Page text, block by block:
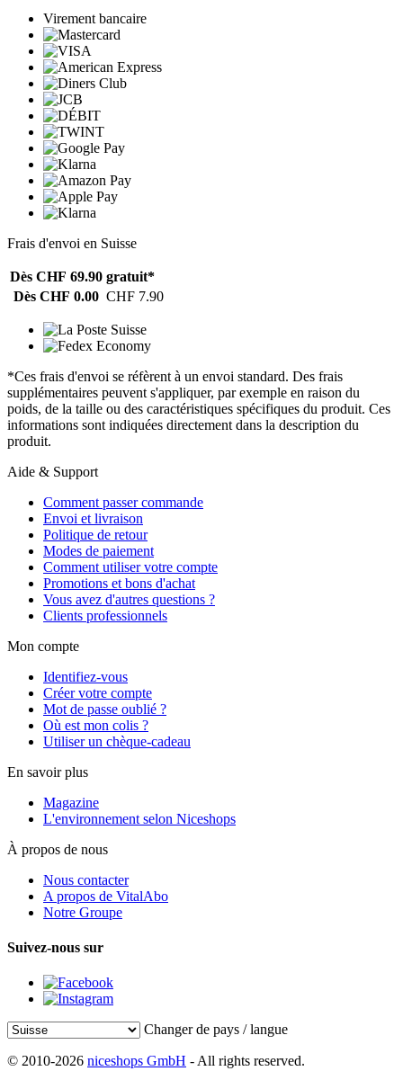
Virement bancaire
Frais d'envoi en Suisse
Dès CHF 69.90 gratuit*
Dès CHF 0.00 CHF 7.90
*Ces frais d'envoi se réfèrent à un envoi standard. Des frais
supplémentaires peuvent s'appliquer, par exemple en raison du
poids, de la taille ou des caractéristiques spécifiques du produit. Ces
informations sont indiquées directement dans la description du
produit.
Aide & Support
Comment passer commande
Envoi et livraison
Politique de retour
Modes de paiement
Comment utiliser votre compte
Promotions et bons d'achat
Vous avez d'autres questions ?
Clients professionnels
Mon compte
Identifiez-vous
Créer votre compte
Mot de passe oublié ?
Où est mon colis ?
Utiliser un chèque-cadeau
En savoir plus
Magazine
L'environnement selon Niceshops
À propos de nous
Nous contacter
A propos de VitalAbo
Notre Groupe
Suivez-nous sur
Changer de pays / langue
© 2010-2026 niceshops GmbH - All rights reserved.